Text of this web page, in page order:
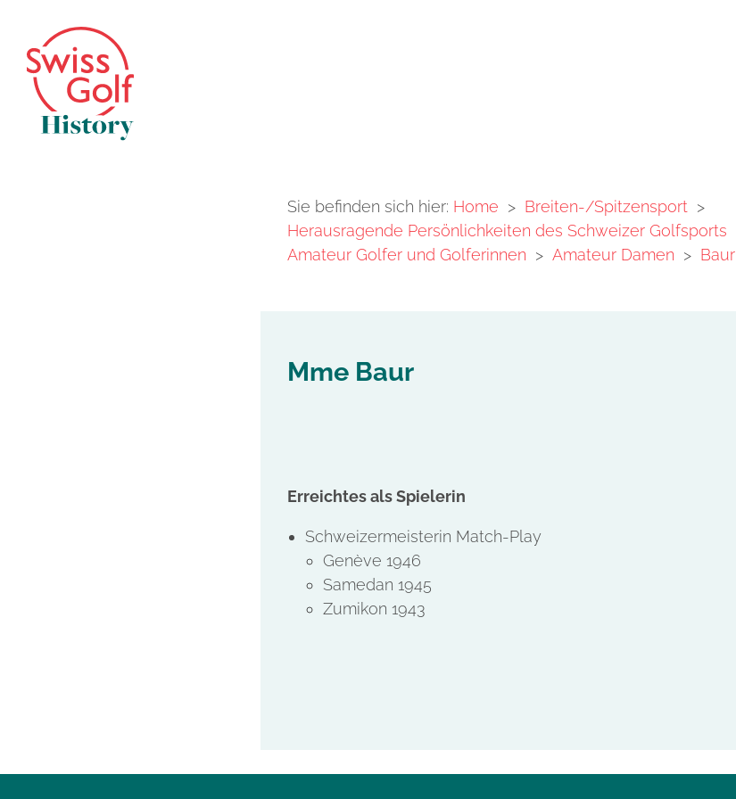
Sie befinden sich hier: Home > Breiten-/Spitzensport >
Herausragende Persönlichkeiten des Schweizer Golfsports
Amateur Golfer und Golferinnen > Amateur Damen > Baur
Mme Baur
Erreichtes als Spielerin
Schweizermeisterin Match-Play
Genève 1946
Samedan 1945
Zumikon 1943